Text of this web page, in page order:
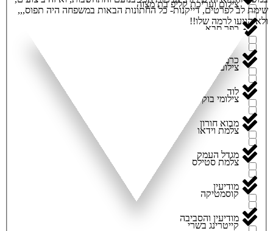
צילום ועריכת קליפ בת מצוה
צילום סטילס ווידאו
צילומי בוק לבת מצוה
צלמת וידאו
צלמת סטילס
קוסמטיקה
קייטרינג בשרי
כפר סבא
כרמיאל
לוד
מבוא חורון
מגדל העמק
מודיעין
מודיעין והסביבה
שימת לב לפרטים, דייקנות- כל החתונות הבאות במשפחה היה תפוס,,,
ולא הגיעו לרמה שלו!!